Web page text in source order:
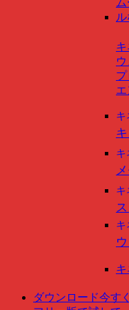
キ
キ
キ
キ
ダウンロード今す